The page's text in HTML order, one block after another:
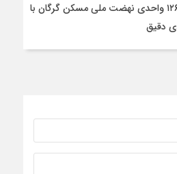
شتاب در اجرای پروژه ۱۲۶۰ واحدی نهضت ملی مسکن گرگان با
دقیق